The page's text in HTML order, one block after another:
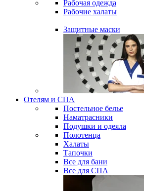
Рабочая одежда
Рабочие халаты
Защитные маски
Отелям и СПА
Постельное белье
Наматрасники
Подушки и одеяла
Полотенца
Халаты
Тапочки
Все для бани
Все для СПА